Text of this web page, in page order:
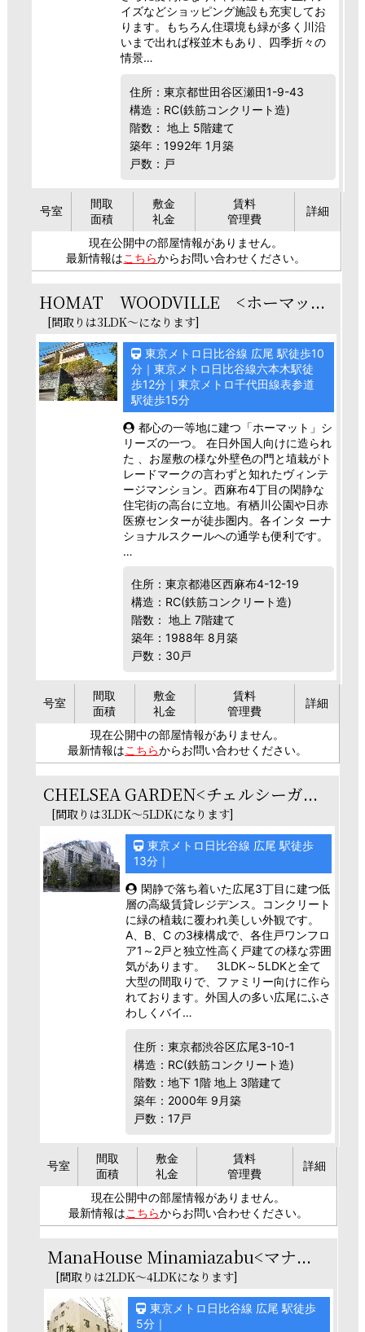
イズなどショッピング施設も充実してお
ります。もちろん住環境も緑が多く川沿
いまで出れば桜並木もあり、四季折々の
情景…
住所：東京都世田谷区瀬田1-9-43
構造：RC(鉄筋コンクリート造)
階数： 地上 5階建て
築年：1992年 1月築
戸数：戸
号室
間取
面積
敷金
礼金
賃料
管理費
詳細
現在公開中の部屋情報がありません。
最新情報はこちらからお問い合わせください。
HOMAT WOODVILLE <ホーマッ...
[間取りは3LDK～になります]
東京メトロ日比谷線 広尾 駅徒歩10
分｜東京メトロ日比谷線六本木駅徒
歩12分｜東京メトロ千代田線表参道
駅徒歩15分
都心の一等地に建つ「ホーマット」シ
リーズの一つ。 在日外国人向けに造られ
た 、お屋敷の様な外壁色の門と埴栽がト
レードマークの言わずと知れたヴィンテ
ージマンション。西麻布4丁目の閑静な
住宅街の高台に立地。有栖川公園や日赤
医療センターが徒歩圏内。各インタ ーナ
ショナルスクールへの通学も便利です。
…
住所：東京都港区西麻布4-12-19
構造：RC(鉄筋コンクリート造)
階数： 地上 7階建て
築年：1988年 8月築
戸数：30戸
号室
間取
面積
敷金
礼金
賃料
管理費
詳細
現在公開中の部屋情報がありません。
最新情報はこちらからお問い合わせください。
CHELSEA GARDEN<チェルシーガ...
[間取りは3LDK～5LDKになります]
東京メトロ日比谷線 広尾 駅徒歩
13分｜
閑静で落ち着いた広尾3丁目に建つ低
層の高級賃貸レジデンス。コンクリート
に緑の植栽に覆われ美しい外観です。
A、B、C の3棟構成で、各住戸ワンフロ
ア1～2戸と独立性高く戸建ての様な雰囲
気があります。 3LDK～5LDKと全て
大型の間取りで、ファミリー向けに作ら
れております。外国人の多い広尾にふさ
わしくバイ…
住所：東京都渋谷区広尾3-10-1
構造：RC(鉄筋コンクリート造)
階数：地下 1階 地上 3階建て
築年：2000年 9月築
戸数：17戸
号室
間取
面積
敷金
礼金
賃料
管理費
詳細
現在公開中の部屋情報がありません。
最新情報はこちらからお問い合わせください。
ManaHouse Minamiazabu<マナ...
[間取りは2LDK～4LDKになります]
東京メトロ日比谷線 広尾 駅徒歩
5分｜